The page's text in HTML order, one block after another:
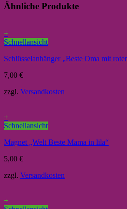
Ähnliche Produkte
+
Schnellansicht
Schlüsselanhänger „Beste Oma mit
7,00 €
zzgl. Versandkosten
+
Schnellansicht
Magnet „Welt Beste Mama in lila“
5,00 €
zzgl. Versandkosten
+